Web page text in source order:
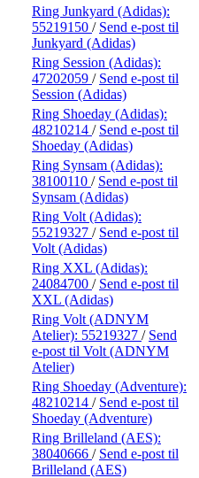
Ring Junkyard (Adidas):
55219150 / Send e-post til
Junkyard (Adidas)
Ring Session (Adidas):
47202059 / Send e-post til
Session (Adidas)
Ring Shoeday (Adidas):
48210214 / Send e-post til
Shoeday (Adidas)
Ring Synsam (Adidas):
38100110 / Send e-post til
Synsam (Adidas)
Ring Volt (Adidas):
55219327 / Send e-post til
Volt (Adidas)
Ring XXL (Adidas):
24084700 / Send e-post til
XXL (Adidas)
Ring Volt (ADNYM
Atelier): 55219327 / Send
e-post til Volt (ADNYM
Atelier)
Ring Shoeday (Adventure):
48210214 / Send e-post til
Shoeday (Adventure)
Ring Brilleland (AES):
38040666 / Send e-post til
Brilleland (AES)